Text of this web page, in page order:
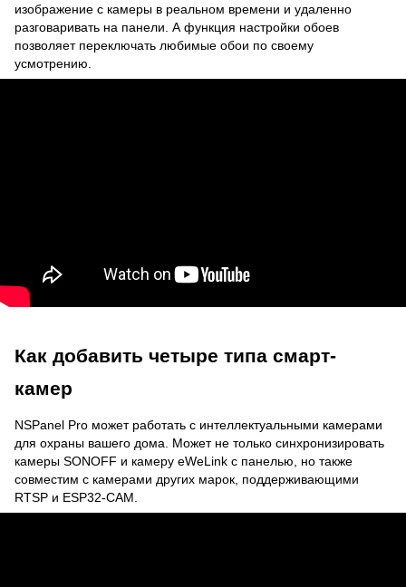
изображение с камеры в реальном времени и удаленно
разговаривать на панели. А функция настройки обоев
позволяет переключать любимые обои по своему
усмотрению.
Как добавить четыре типа смарт-
камер
NSPanel Pro может работать с интеллектуальными камерами
для охраны вашего дома. Может не только синхронизировать
камеры SONOFF и камеру eWeLink с панелью, но также
совместим с камерами других марок, поддерживающими
RTSP и ESP32-CAM.